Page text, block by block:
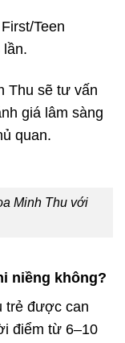
Teen
Thu sẽ tư vấn
giá lâm sàng
quan.
Minh Thu với
niềng không?
trẻ được can
điểm từ 6–10